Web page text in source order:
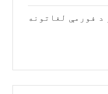
د فورمې لغاتونه